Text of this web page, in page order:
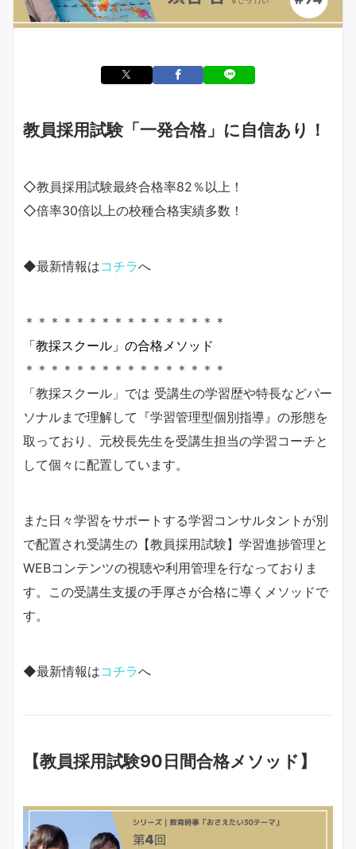
教員採用試験「一発合格」に自信あり！
◇教員採用試験最終合格率82％以上！
◇倍率30倍以上の校種合格実績多数！
◆最新情報はコチラへ
＊＊＊＊＊＊＊＊＊＊＊＊＊＊＊＊
「教採スクール」の合格メソッド
＊＊＊＊＊＊＊＊＊＊＊＊＊＊＊＊
「教採スクール」では 受講生の学習歴や特長などパー
ソナルまで理解して『学習管理型個別指導』の形態を
取っており、元校長先生を受講生担当の学習コーチと
して個々に配置しています。
また日々学習をサポートする学習コンサルタントが別
で配置され受講生の【教員採用試験】学習進捗管理と
WEBコンテンツの視聴や利用管理を行なっておりま
す。この受講生支援の手厚さが合格に導くメソッドで
す。
◆最新情報はコチラへ
【教員採用試験90日間合格メソッド】